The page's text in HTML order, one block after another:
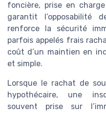
foncière, prise en
garantit l’opposabilité
renforce la sécurité
parfois appelés frais
coût d’un maintien en
et simple.
Lorsque le rachat de
hypothécaire, une
souvent prise sur